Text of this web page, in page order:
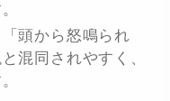
頭から怒鳴られ
混同されやすく、